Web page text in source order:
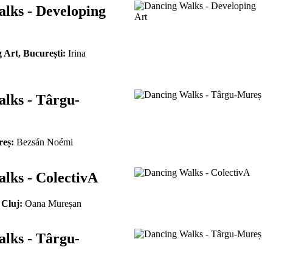
- Developing
Art, București: Irina
- Târgu-
Bezsán Noémi
- ColectivA
Cluj: Oana Mureșan
- Târgu-